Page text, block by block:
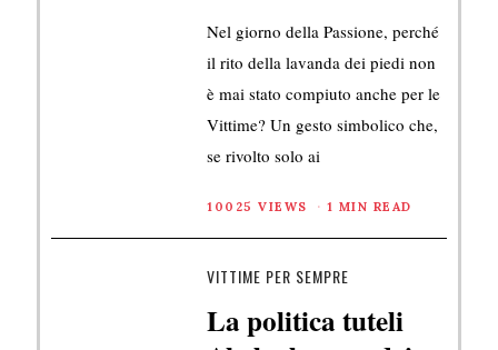
Nel giorno della Passione, perché
il rito della lavanda dei piedi non
è mai stato compiuto anche per le
Vittime? Un gesto simbolico che,
se rivolto solo ai
10025 VIEWS 1 MIN READ
VITTIME PER SEMPRE
La politica tuteli